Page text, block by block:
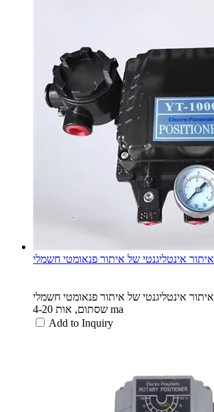
איתור אינטליגנטי של איתור פנאומטי חשמלי yt1000 סוג קו סיבוב
שסתום, אות 4-20 ma
Add to Inquiry